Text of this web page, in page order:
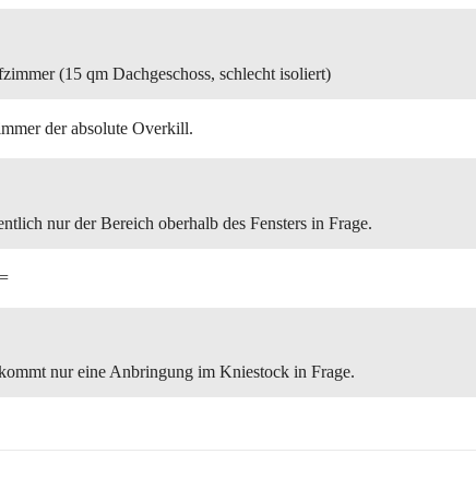
(15 qm Dachgeschoss, schlecht isoliert)
der absolute Overkill.
nur der Bereich oberhalb des Fensters in Frage.
nur eine Anbringung im Kniestock in Frage.